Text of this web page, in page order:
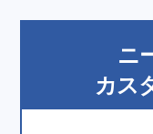
ニ
カス